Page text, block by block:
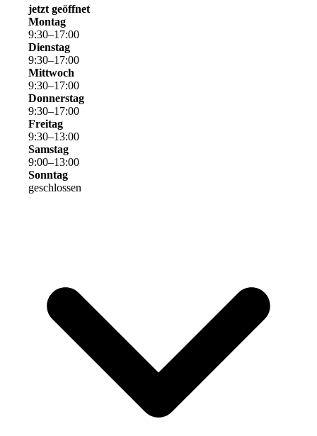
jetzt geöffnet
Montag
9:30–17:00
Dienstag
9:30–17:00
Mittwoch
9:30–17:00
Donnerstag
9:30–17:00
Freitag
9:30–13:00
Samstag
9:00–13:00
Sonntag
geschlossen